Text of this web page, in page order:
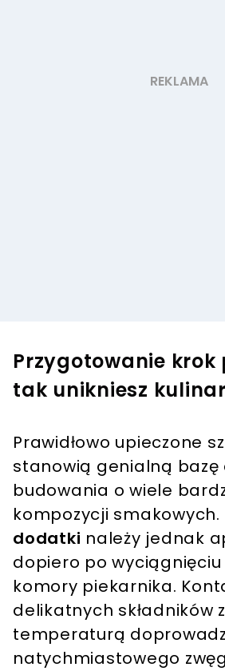
Przygotowanie krok
tak unikniesz
Prawidłowo upieczone
stanowią genialną bazę
budowania o wiele
kompozycji smakowych.
dodatki należy jednak
dopiero po wyciągnięciu
komory piekarnika.
delikatnych składników
temperaturą
natychmiastowego